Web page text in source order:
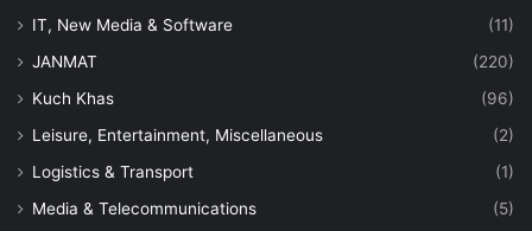
IT, New Media & Software
(11)
JANMAT
(220)
Kuch Khas
(96)
Leisure, Entertainment, Miscellaneous
(2)
Logistics & Transport
(1)
Media & Telecommunications
(5)